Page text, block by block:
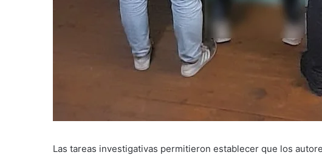
Las tareas investigativas permitieron establecer que los